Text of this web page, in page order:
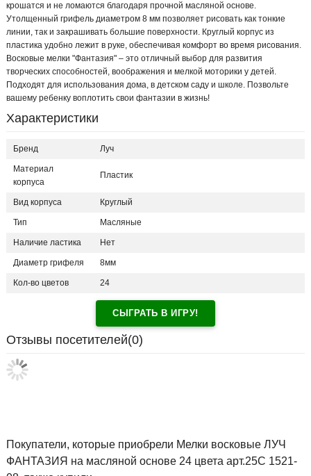
крошатся и не ломаются благодаря прочной масляной основе.
Утолщенный грифель диаметром 8 мм позволяет рисовать как тонкие
линии, так и закрашивать большие поверхности. Круглый корпус из
пластика удобно лежит в руке, обеспечивая комфорт во время рисования.
Восковые мелки "Фантазия" – это отличный выбор для развития
творческих способностей, воображения и мелкой моторики у детей.
Подходят для использования дома, в детском саду и школе. Позвольте
вашему ребенку воплотить свои фантазии в жизнь!
Характеристики
Бренд Луч
Материал
корпуса
Пластик
Вид корпуса Круглый
Тип Масляные
Наличие ластика Нет
Диаметр грифеля 8мм
Кол-во цветов 24
СЫГРАТЬ В ИГРУ!
Отзывы посетителей(0)
Покупатели, которые приобрели Мелки восковые ЛУЧ
ФАНТАЗИЯ на масляной основе 24 цвета арт.25С 1521-